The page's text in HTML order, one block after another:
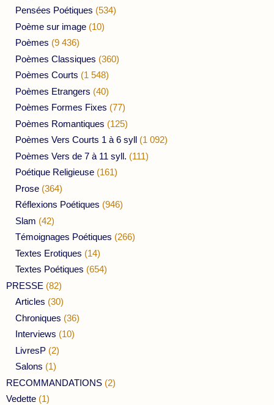
Pensées Poétiques (534)
Poème sur image (10)
Poèmes (9 436)
Poèmes Classiques (360)
Poèmes Courts (1 548)
Poèmes Etrangers (40)
Poèmes Formes Fixes (77)
Poèmes Romantiques (125)
Poèmes Vers Courts 1 à 6 syll (1 092)
Poèmes Vers de 7 à 11 syll. (111)
Poétique Religieuse (161)
Prose (364)
Réflexions Poétiques (946)
Slam (42)
Témoignages Poétiques (266)
Textes Erotiques (14)
Textes Poétiques (654)
PRESSE (82)
Articles (30)
Chroniques (36)
Interviews (10)
LivresP (2)
Salons (1)
RECOMMANDATIONS (2)
Vedette (1)